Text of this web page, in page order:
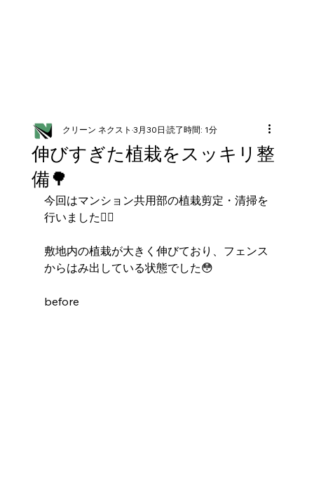
伸びすぎた植栽をスッキリ整
備🌳
クリーン ネクスト 3月30日 読了時間: 1分
今回はマンション共用部の植栽剪定・清掃を
行いました💁‍♀️
敷地内の植栽が大きく伸びており、フェンス
からはみ出している状態でした😳
before